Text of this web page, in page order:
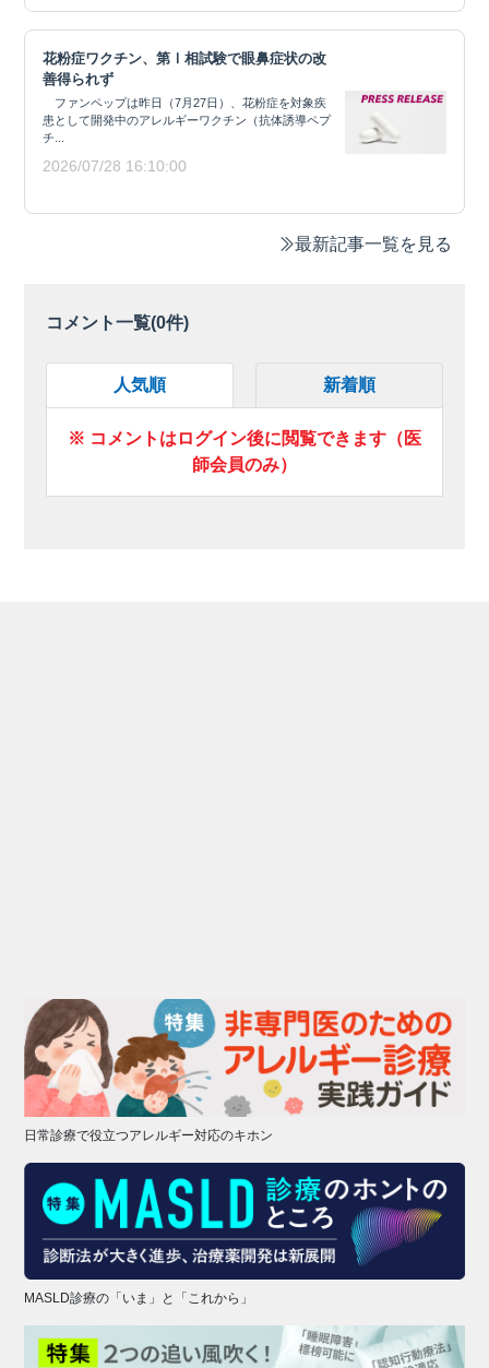
花粉症ワクチン、第Ⅰ相試験で眼鼻症状の改
善得られず
ファンペップは昨日（7月27日）、花粉症を対象疾
患として開発中のアレルギーワクチン（抗体誘導ペプ
チ...
2026/07/28 16:10:00
最新記事一覧を見る
コメント一覧(0件)
人気順 新着順
※ コメントはログイン後に閲覧できます（医
師会員のみ）
日常診療で役立つアレルギー対応のキホン
MASLD診療の「いま」と「これから」